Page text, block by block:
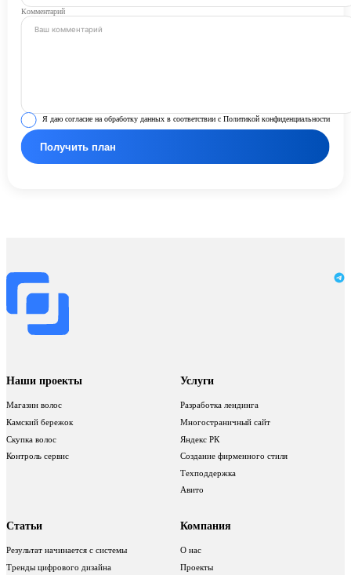
Комментарий
Я даю согласие на обработку данных в соответствии с Политикой конфиденциальности
Получить план
Наши проекты
Магазин волос
Камский бережок
Скупка волос
Контроль сервис
Услуги
Разработка лендинга
Многостраничный сайт
Яндекс РК
Создание фирменного стиля
Техподдержка
Авито
Статьи
Результат начинается с системы
Тренды цифрового дизайна
Компания
О нас
Проекты